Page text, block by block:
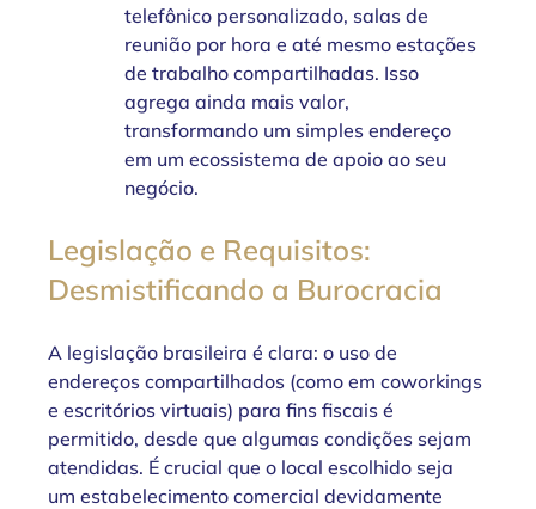
telefônico personalizado, salas de
reunião por hora e até mesmo estações
de trabalho compartilhadas. Isso
agrega ainda mais valor,
transformando um simples endereço
em um ecossistema de apoio ao seu
negócio.
Legislação e Requisitos:
Desmistificando a Burocracia
A legislação brasileira é clara: o uso de
endereços compartilhados (como em coworkings
e escritórios virtuais) para fins fiscais é
permitido, desde que algumas condições sejam
atendidas. É crucial que o local escolhido seja
um estabelecimento comercial devidamente